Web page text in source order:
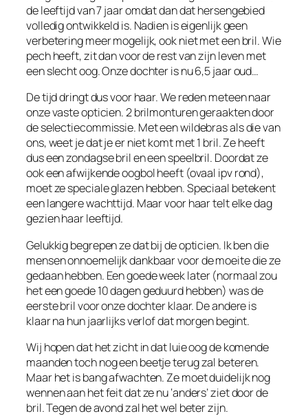
de leeftijd van 7 jaar omdat dan dat hersengebied
volledig ontwikkeld is. Nadien is eigenlijk geen
verbetering meer mogelijk, ook niet met een bril. Wie
pech heeft, zit dan voor de rest van zijn leven met
een slecht oog. Onze dochter is nu 6,5 jaar oud…
De tijd dringt dus voor haar. We reden meteen naar
onze vaste opticien. 2 brilmonturen geraakten door
de selectiecommissie. Met een wildebras als die van
ons, weet je dat je er niet komt met 1 bril. Ze heeft
dus een zondagse bril en een speelbril. Doordat ze
ook een afwijkende oogbol heeft (ovaal ipv rond),
moet ze speciale glazen hebben. Speciaal betekent
een langere wachttijd. Maar voor haar telt elke dag
gezien haar leeftijd.
Gelukkig begrepen ze dat bij de opticien. Ik ben die
mensen onnoemelijk dankbaar voor de moeite die ze
gedaan hebben. Een goede week later (normaal zou
het een goede 10 dagen geduurd hebben) was de
eerste bril voor onze dochter klaar. De andere is
klaar na hun jaarlijks verlof dat morgen begint.
Wij hopen dat het zicht in dat luie oog de komende
maanden toch nog een beetje terug zal beteren.
Maar het is bang afwachten. Ze moet duidelijk nog
wennen aan het feit dat ze nu ‘anders’ ziet door de
bril. Tegen de avond zal het wel beter zijn.